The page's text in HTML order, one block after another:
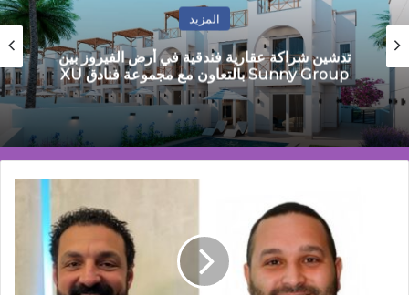
المزيد
بيان تضامني مع مدير عام إدارة حدائق القبة التعليمية